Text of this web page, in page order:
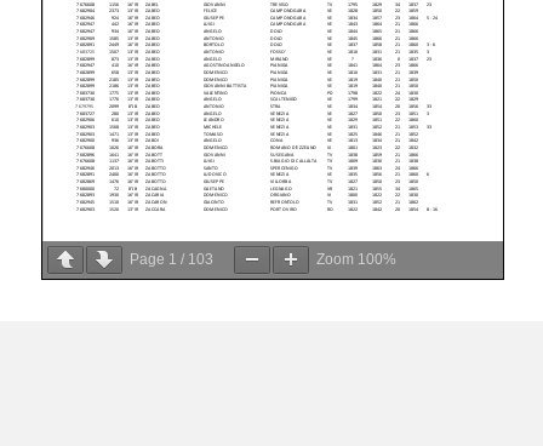
Page 1 / 103 Zoom 100%